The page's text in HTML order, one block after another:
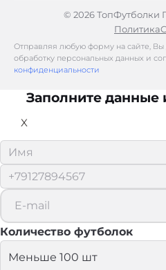
© 2026
Политика
Отправляя любую форму на сайте, Вы
обработку персональных данных и
конфиденциальности
Заполните данные
X
Количество футболок